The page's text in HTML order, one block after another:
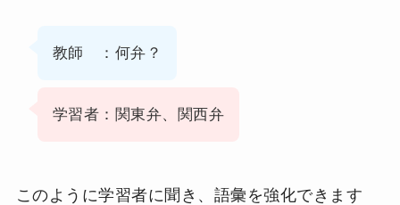
教師 ：何弁？
学習者：関東弁、関西弁
このように学習者に聞き、語彙を強化できます